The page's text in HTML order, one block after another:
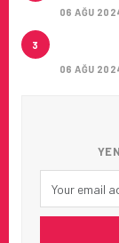
06 AĞU
3
06 AĞU